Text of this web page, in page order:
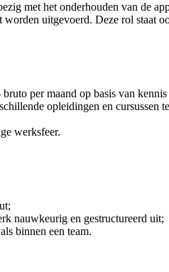
met het onderhouden van de
uitgevoerd. Deze rol staat
per maand op basis van
opleidingen en cursussen
werksfeer.
nauwkeurig en gestructureerd uit;
binnen een team.